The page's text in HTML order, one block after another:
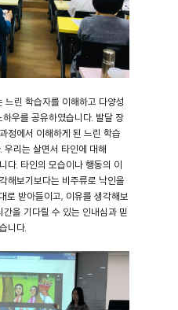
느린 학습자를 이해하고 다양성
우를 공유하였습니다. 발달 장
정에서 이해하게 된 느린 학습
우리는 살면서 타인에 대해
다. 타인의 모습이나 행동의 이
해보기보다는 비주류로 낙인을
로 받아들이고, 이유를 생각해보
을 기다릴 수 있는 인내심과 믿
니다.